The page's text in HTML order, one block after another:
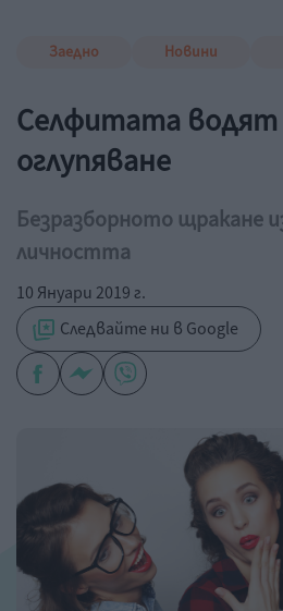
Заедно Новини
Селфитата водят
оглупяване
Безразборното щракане
личността
10 Януари 2019 г.
Следвайте ни в Google